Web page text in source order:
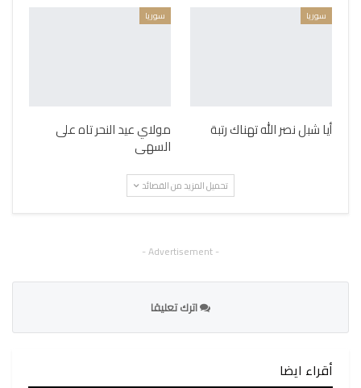
سوريا
أيا شبل نصر الله تهناك رتبة
سوريا
مولاي عيد النحر تاه على
السهى
تحميل المزيد من القصائد
- Advertisement -
اترك تعليقا
أقراء ايضا